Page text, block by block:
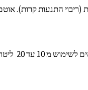
התנעות קרות). אוטם